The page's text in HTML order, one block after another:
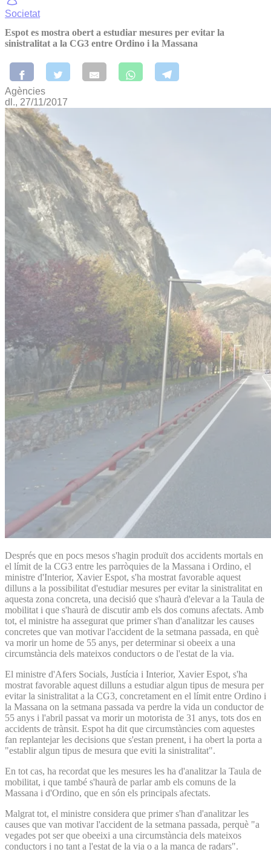
Societat
Espot es mostra obert a estudiar mesures per evitar la
sinistralitat a la CG3 entre Ordino i la Massana
Agències
dl., 27/11/2017
Després que en pocs mesos s'hagin produït dos accidents mortals en
el límit de la CG3 entre les parròquies de la Massana i Ordino, el
ministre d'Interior, Xavier Espot, s'ha mostrat favorable aquest
dilluns a la possibilitat d'estudiar mesures per evitar la sinistralitat en
aquesta zona concreta, una decisió que s'haurà d'elevar a la Taula de
mobilitat i que s'haurà de discutir amb els dos comuns afectats. Amb
tot, el ministre ha assegurat que primer s'han d'analitzar les causes
concretes que van motivar l'accident de la setmana passada, en què
va morir un home de 55 anys, per determinar si obeeix a una
circumstància dels mateixos conductors o de l'estat de la via.
El ministre d'Afers Socials, Justícia i Interior, Xavier Espot, s'ha
mostrat favorable aquest dilluns a estudiar algun tipus de mesura per
evitar la sinistralitat a la CG3, concretament en el límit entre Ordino i
la Massana on la setmana passada va perdre la vida un conductor de
55 anys i l'abril passat va morir un motorista de 31 anys, tots dos en
accidents de trànsit. Espot ha dit que circumstàncies com aquestes
fan replantejar les decisions que s'estan prenent, i ha obert la porta a
"establir algun tipus de mesura que eviti la sinistralitat".
En tot cas, ha recordat que les mesures les ha d'analitzar la Taula de
mobilitat, i que també s'haurà de parlar amb els comuns de la
Massana i d'Ordino, que en són els principals afectats.
Malgrat tot, el ministre considera que primer s'han d'analitzar les
causes que van motivar l'accident de la setmana passada, perquè "a
vegades pot ser que obeeixi a una circumstància dels mateixos
conductors i no tant a l'estat de la via o a la manca de radars".